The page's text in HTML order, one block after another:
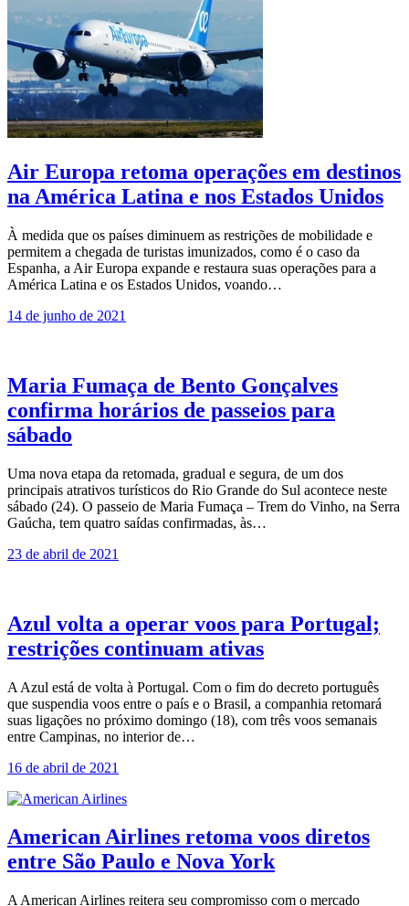
Air Europa retoma operações em destinos
na América Latina e nos Estados Unidos
À medida que os países diminuem as restrições de mobilidade e
permitem a chegada de turistas imunizados, como é o caso da
Espanha, a Air Europa expande e restaura suas operações para a
América Latina e os Estados Unidos, voando…
14 de junho de 2021
Maria Fumaça de Bento Gonçalves
confirma horários de passeios para
sábado
Uma nova etapa da retomada, gradual e segura, de um dos
principais atrativos turísticos do Rio Grande do Sul acontece neste
sábado (24). O passeio de Maria Fumaça – Trem do Vinho, na Serra
Gaúcha, tem quatro saídas confirmadas, às…
23 de abril de 2021
Azul volta a operar voos para Portugal;
restrições continuam ativas
A Azul está de volta à Portugal. Com o fim do decreto português
que suspendia voos entre o país e o Brasil, a companhia retomará
suas ligações no próximo domingo (18), com três voos semanais
entre Campinas, no interior de…
16 de abril de 2021
American Airlines retoma voos diretos
entre São Paulo e Nova York
A American Airlines reitera seu compromisso com o mercado